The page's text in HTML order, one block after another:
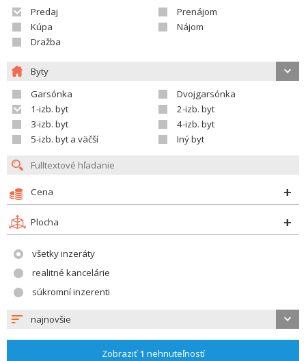
Predaj
Prenájom
Kúpa
Nájom
Dražba
Byty
Garsónka
Dvojgarsónka
1-izb. byt
2-izb. byt
3-izb. byt
4-izb. byt
5-izb. byt a väčší
Iný byt
Cena
Plocha
všetky inzeráty
realitné kancelárie
súkromní inzerenti
najnovšie
Zobraziť1 nehnuteľností